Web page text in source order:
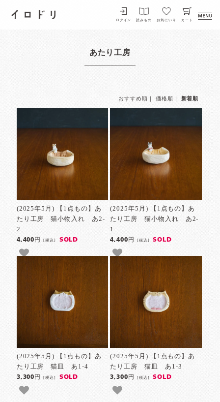
イロドリ
ログイン 読みもの お気にいり カート
あたり工房
おすすめ順 価格順 新着順
(2025年5月) 【1点もの】あ
たり工房 猫小物入れ あ2-
2
4,400円[税込] SOLD
(2025年5月) 【1点もの】あ
たり工房 猫小物入れ あ2-
1
4,400円 [税込] SOLD
(2025年5月) 【1点もの】あ
たり工房 猫皿 あ1-4
3,300円[税込] SOLD
(2025年5月) 【1点もの】あ
たり工房 猫皿 あ1-3
3,300円 [税込] SOLD